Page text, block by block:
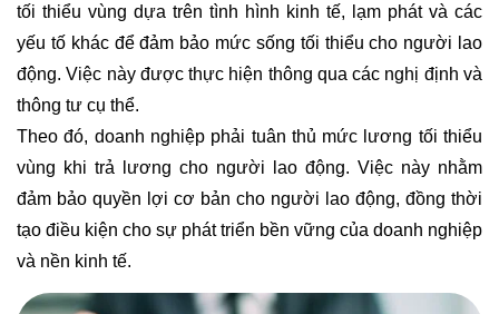
tối thiểu vùng dựa trên tình hình kinh tế, lạm phát và các
yếu tố khác để đảm bảo mức sống tối thiểu cho người lao
động. Việc này được thực hiện thông qua các nghị định và
thông tư cụ thể.
Theo đó, doanh nghiệp phải tuân thủ mức lương tối thiểu
vùng khi trả lương cho người lao động. Việc này nhằm
đảm bảo quyền lợi cơ bản cho người lao động, đồng thời
tạo điều kiện cho sự phát triển bền vững của doanh nghiệp
và nền kinh tế.